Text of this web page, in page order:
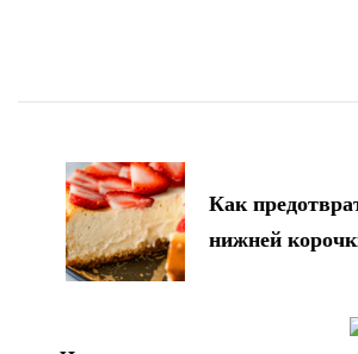
записям
Как
нижней